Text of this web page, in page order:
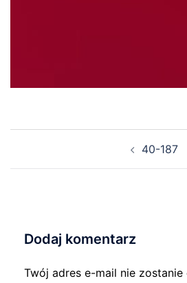
40-187
Dodaj komentarz
Twój adres e-mail nie zostanie